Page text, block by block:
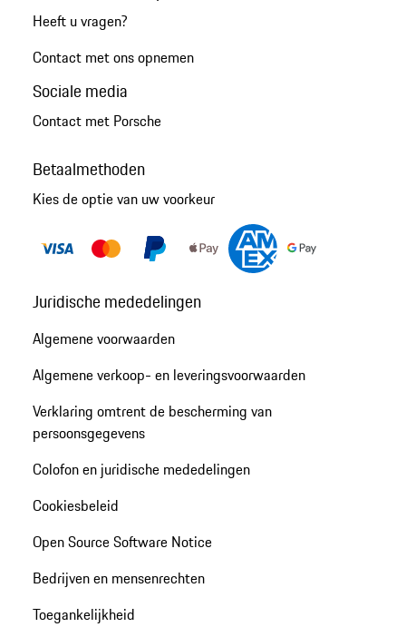
Heeft u vragen?
Contact met ons opnemen
Sociale media
Contact met Porsche
Betaalmethoden
Kies de optie van uw voorkeur
Juridische mededelingen
Algemene voorwaarden
Algemene verkoop- en leveringsvoorwaarden
Verklaring omtrent de bescherming van
persoonsgegevens
Colofon en juridische mededelingen
Cookiesbeleid
Open Source Software Notice
Bedrijven en mensenrechten
Toegankelijkheid